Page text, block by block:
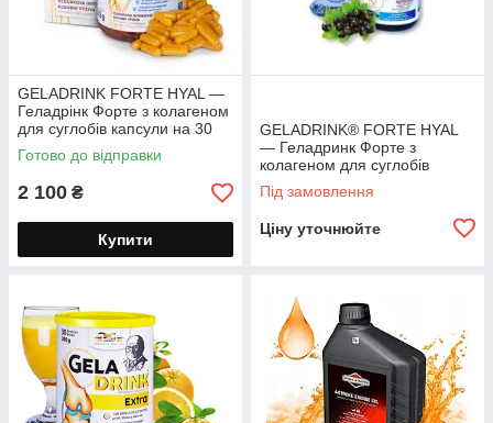
GELADRINK FORTE HYAL —
Геладрінк Форте з колагеном
для суглобів капсули на 30
днів хондроїтин / глюкозамін
Готово до відправки
2 100 ₴
Купити
GELADRINK® FORTE HYAL
— Геладринк Форте з
колагеном для суглобів
біосоль 500 мл
Під замовлення
Ціну уточнюйте